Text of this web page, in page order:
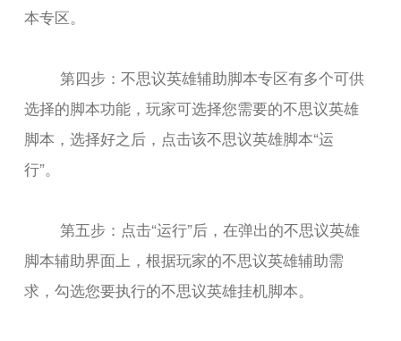
本专区。
第四步：不思议英雄辅助脚本专区有多个可供
选择的脚本功能，玩家可选择您需要的不思议英雄
脚本，选择好之后，点击该不思议英雄脚本“运
行”。
第五步：点击“运行”后，在弹出的不思议英雄
脚本辅助界面上，根据玩家的不思议英雄辅助需
求，勾选您要执行的不思议英雄挂机脚本。